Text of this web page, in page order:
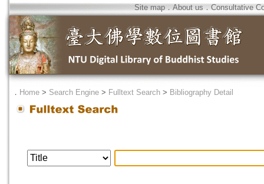
Site map．About us ． Consultative
． Home > Search Engine > Fulltext Search > Bibliography Detail